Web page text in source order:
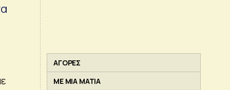
ΑΓΟΡΕΣ
ΜΕ ΜΙΑ ΜΑΤΙΑ